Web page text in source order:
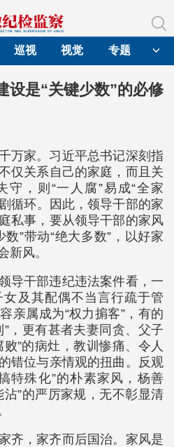
巡视 视觉 专题
设是“关键少数”的必修
万家。习近平总书记深刻指
仅关系自己的家庭，而且关
守，则“一人腐”易成“全家
循环。因此，领导干部的家
私事，要从领导干部的家风
”带动“绝大多数”，以好家
新风。
导干部违纪违法案件看，一
及其配偶不当言行疏于管
亲属成为“权力掮客”，有的
，更有甚者夫妻同贪、父子
”的病灶，教训惨痛、令人
错位与亲情观的扭曲。反观
特殊化”的朴素家风，杨善
”的严厉家规，无不彰显清
齐，家齐而后国治。家风是